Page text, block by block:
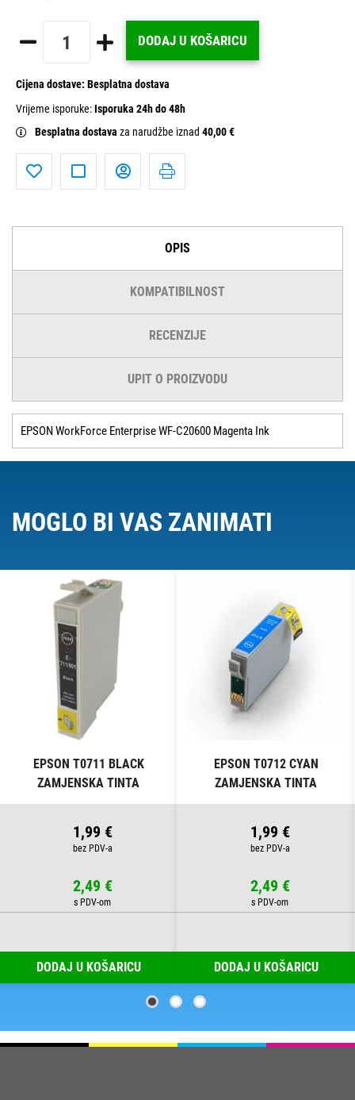
DODAJ U KOŠARICU
Cijena dostave: Besplatna dostava
Vrijeme isporuke:Isporuka 24h do 48h
Besplatna dostava za narudžbe iznad 40,00 €
OPIS
KOMPATIBILNOST
RECENZIJE
UPIT O PROIZVODU
EPSON WorkForce Enterprise WF-C20600 Magenta Ink
MOGLO BI VAS ZANIMATI
EPSON T0711 BLACK
ZAMJENSKA TINTA
1,99 €
2,49 €
DODAJ U KOŠARICU
EPSON T0712 CYAN
ZAMJENSKA TINTA
1,99 €
2,49 €
DODAJ U KOŠARICU